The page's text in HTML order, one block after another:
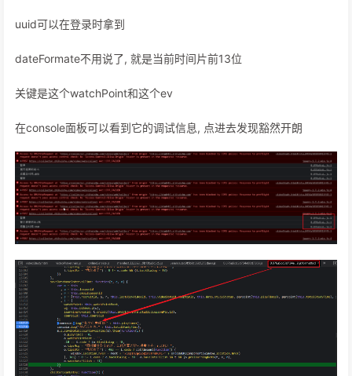
uuid可以在登录时拿到
dateFormate不用说了, 就是当前时间片前13位
关键是这个watchPoint和这个ev
在console面板可以看到它的调试信息, 点进去发现豁然开朗